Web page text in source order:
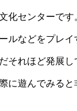
化センターで
ルなどをプレ
それほど発展
に遊んでみる